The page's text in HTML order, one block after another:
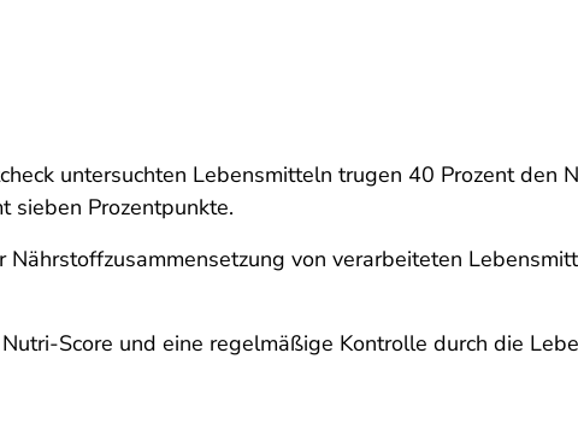
untersuchten Lebensmitteln trugen 40 Prozent den
sieben Prozentpunkte.
von verarbeiteten
Score und eine regelmäßige Kontrolle durch die